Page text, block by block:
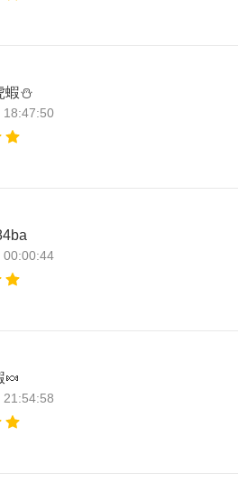
蝦⛄
18:47:50
00:00:44
🍬
21:54:58